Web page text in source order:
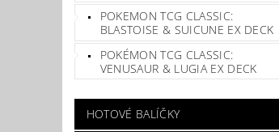
POKEMON TCG CLASSIC:
BLASTOISE & SUICUNE EX DECK
POKÉMON TCG CLASSIC:
VENUSAUR & LUGIA EX DECK
HOTOVÉ BALÍČKY